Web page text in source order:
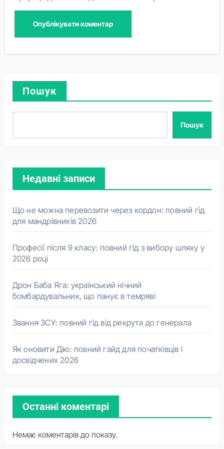
Пошук
Пошук
Недавні записи
Що не можна перевозити через кордон: повний гід
для мандрівників 2026
Професії після 9 класу: повний гід з вибору шляху у
2026 році
Дрон Баба Яга: український нічний
бомбардувальник, що панує в темряві
Звання ЗСУ: повний гід від рекрута до генерала
Як оновити Дію: повний гайд для початківців і
досвідчених 2026
Останні коментарі
Немає коментарів до показу.